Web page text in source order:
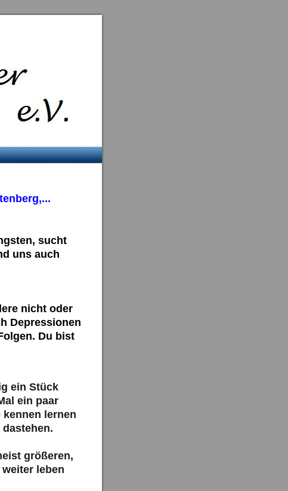
sucht
uns auch
nicht oder
Depressionen
Du bist
ein Stück
ein paar
lernen
größeren,
leben